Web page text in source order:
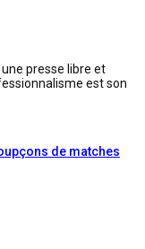
presse libre et
est son
de matches